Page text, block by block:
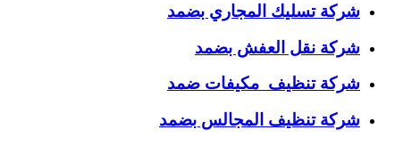
شركة تسليك المجاري بضمد
شركة نقل العفش بضمد
شركة تنظيف مكيفات ضمد
شركة تنظيف المجالس بضمد